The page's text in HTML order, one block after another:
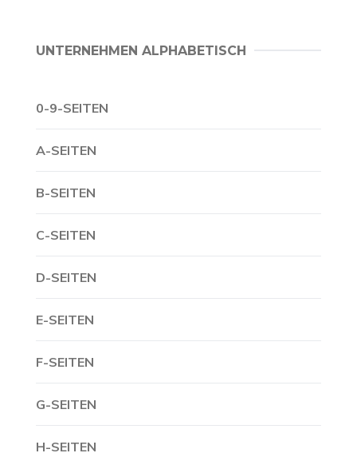
UNTERNEHMEN ALPHABETISCH
0-9-SEITEN
A-SEITEN
B-SEITEN
C-SEITEN
D-SEITEN
E-SEITEN
F-SEITEN
G-SEITEN
H-SEITEN